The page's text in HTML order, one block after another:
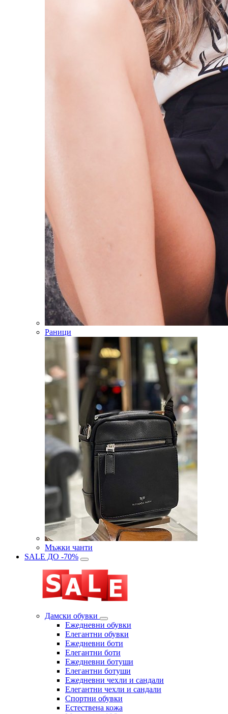
Раници
Мъжки чанти
SALE ДО -70%
Дамски обувки
Eжедневни обувки
Eлегантни обувки
Eжедневни боти
Eлегантни боти
Eжедневни ботуши
Eлегантни ботуши
Ежедневни чехли и сандали
Елегантни чехли и сандали
Спортни обувки
Естествена кожа